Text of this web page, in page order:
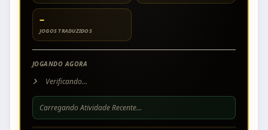
–
JOGOS TRADUZIDOS
JOGANDO AGORA
Verificando...
Carregando Atividade Recente...